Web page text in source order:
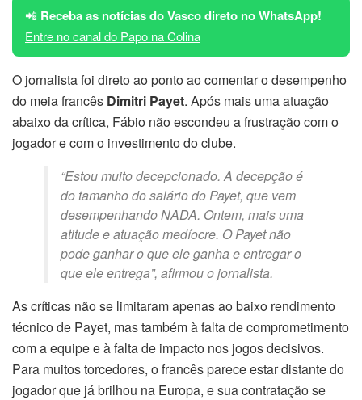
📲 Receba as notícias do Vasco direto no WhatsApp!
Entre no canal do Papo na Colina
O jornalista foi direto ao ponto ao comentar o desempenho
do meia francês Dimitri Payet. Após mais uma atuação
abaixo da crítica, Fábio não escondeu a frustração com o
jogador e com o investimento do clube.
“Estou muito decepcionado. A decepção é
do tamanho do salário do Payet, que vem
desempenhando NADA. Ontem, mais uma
atitude e atuação medíocre. O Payet não
pode ganhar o que ele ganha e entregar o
que ele entrega”, afirmou o jornalista.
As críticas não se limitaram apenas ao baixo rendimento
técnico de Payet, mas também à falta de comprometimento
com a equipe e à falta de impacto nos jogos decisivos.
Para muitos torcedores, o francês parece estar distante do
jogador que já brilhou na Europa, e sua contratação se